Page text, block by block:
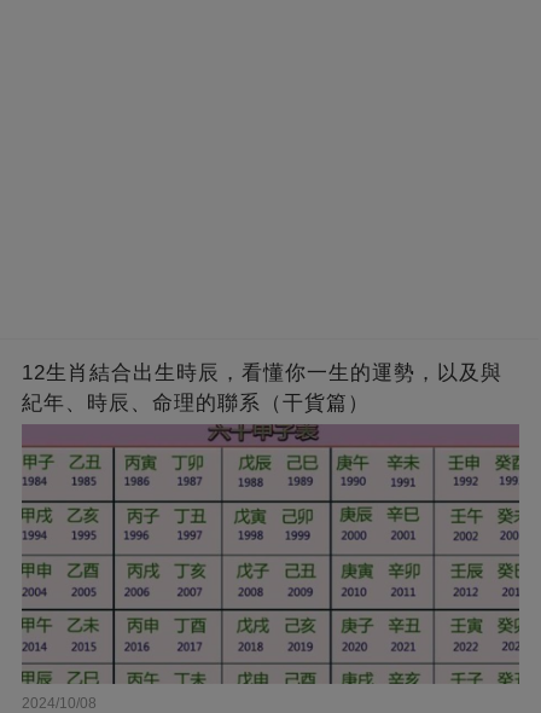
12生肖結合出生時辰，看懂你一生的運勢，以及與
紀年、時辰、命理的聯系（干貨篇）
2024/10/08